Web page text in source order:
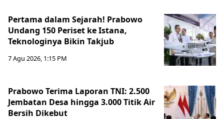
Pertama dalam Sejarah! Prabowo
Undang 150 Periset ke Istana,
Teknologinya Bikin Takjub
7 Agu 2026, 1:15 PM
Prabowo Terima Laporan TNI: 2.500
Jembatan Desa hingga 3.000 Titik Air
Bersih Dikebut